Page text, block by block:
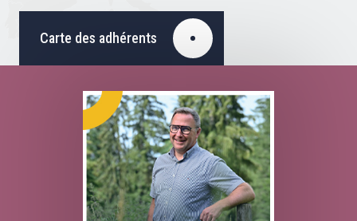
Carte des adhérents